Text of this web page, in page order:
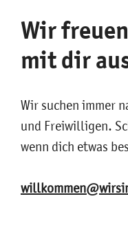
Wir
mit dir
Wir suchen immer
und Freiwilligen.
wenn dich etwas